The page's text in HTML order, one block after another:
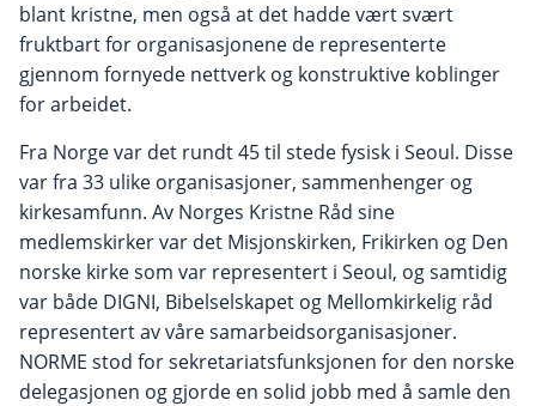
blant kristne, men også at det hadde vært svært
fruktbart for organisasjonene de representerte
gjennom fornyede nettverk og konstruktive koblinger
for arbeidet.
Fra Norge var det rundt 45 til stede fysisk i Seoul. Disse
var fra 33 ulike organisasjoner, sammenhenger og
kirkesamfunn. Av Norges Kristne Råd sine
medlemskirker var det Misjonskirken, Frikirken og Den
norske kirke som var representert i Seoul, og samtidig
var både DIGNI, Bibelselskapet og Mellomkirkelig råd
representert av våre samarbeidsorganisasjoner.
NORME stod for sekretariatsfunksjonen for den norske
delegasjonen og gjorde en solid jobb med å samle den